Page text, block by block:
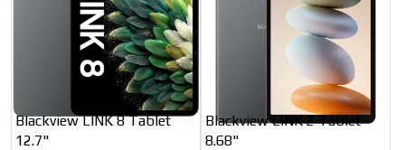
Blackview LINK 8 Tablet
12.7"
Blackview LINK 2 Tablet
8.68"